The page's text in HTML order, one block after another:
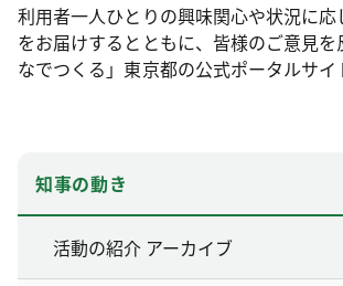
利用者一人ひとりの興味関心や状況に
をお届けするとともに、皆様のご意見
なでつくる」東京都の公式ポータルサイ
知事の動き
活動の紹介 アーカイブ